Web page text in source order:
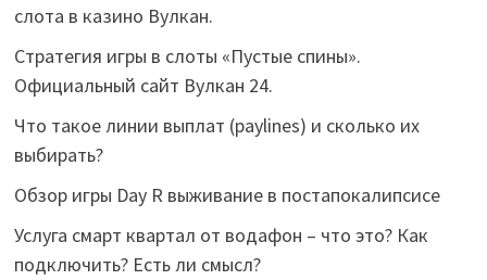
слота в казино Вулкан.
Стратегия игры в слоты «Пустые спины».
Официальный сайт Вулкан 24.
Что такое линии выплат (paylines) и сколько их
выбирать?
Обзор игры Day R выживание в постапокалипсисе
Услуга смарт квартал от водафон – что это? Как
подключить? Есть ли смысл?